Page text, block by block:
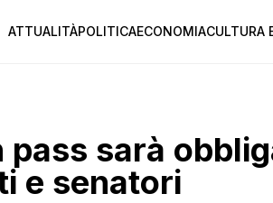
ATTUALITÀPOLITICAECONOMIACULTURA
pass sarà
e senatori